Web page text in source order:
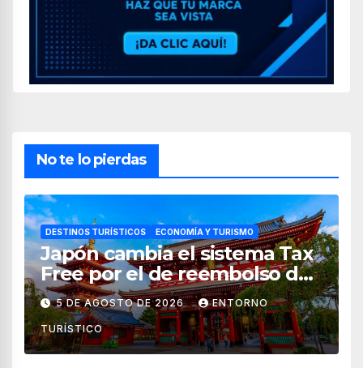
No te lo pierdas
DESTINOS TURÍSTICOS ECONOMÍA Y TURISMO
Japón cambia el sistema Tax
Free por el de reembolso de
impuestos desde noviembre
de 2026
5 DE AGOSTO DE 2026 ENTORNO
TURÍSTICO